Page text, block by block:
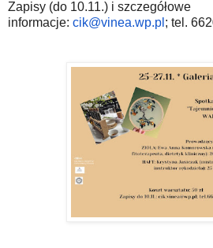
Zapisy (do 10.11.) i szczegółowe
informacje: cik@vinea.wp.pl ; tel.